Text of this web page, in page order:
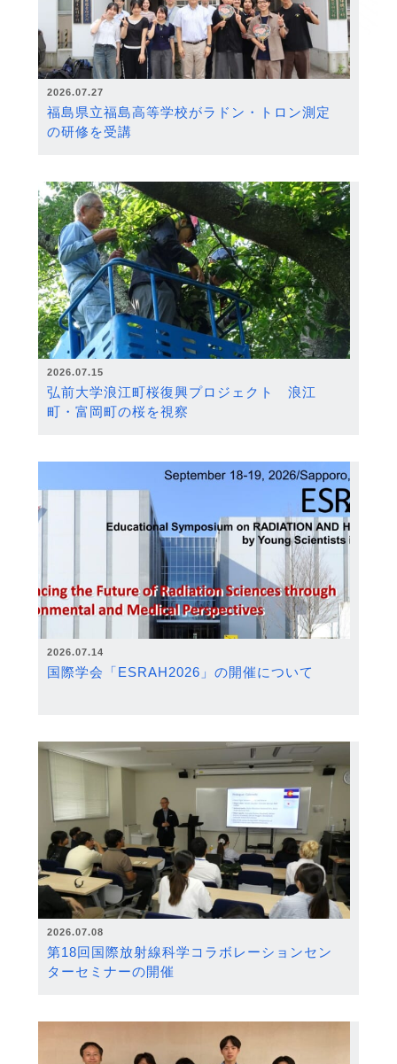
2026.07.27
福島県立福島高等学校がラドン・トロン測定
の研修を受講
2026.07.15
弘前大学浪江町桜復興プロジェクト 浪江
町・富岡町の桜を視察
2026.07.14
国際学会「ESRAH2026」の開催について
2026.07.08
第18回国際放射線科学コラボレーションセン
ターセミナーの開催